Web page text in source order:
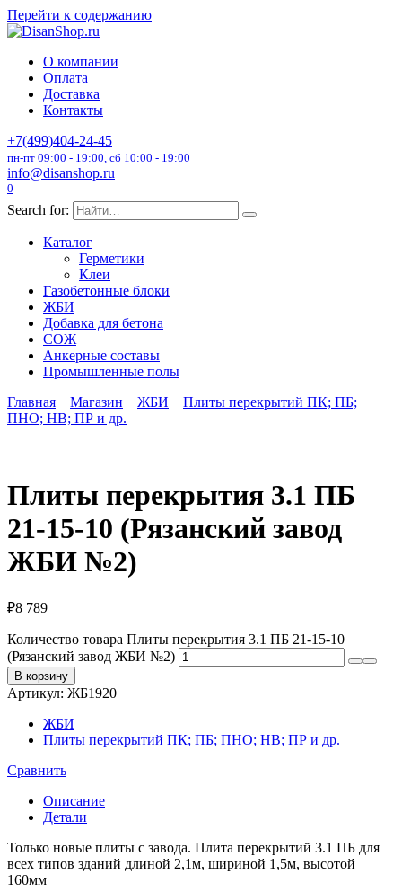
Перейти к содержанию
О компании
Оплата
Доставка
Контакты
+7(499)404-24-45
пн-пт 09:00 - 19:00, сб 10:00 - 19:00
info@disanshop.ru
0
Search for:
Каталог
Герметики
Клеи
Газобетонные блоки
ЖБИ
Добавка для бетона
СОЖ
Анкерные составы
Промышленные полы
Главная
Магазин ЖБИ
Плиты перекрытий ПК; ПБ;
ПНО; НВ; ПР и др.
Плиты перекрытия 3.1 ПБ
21-15-10 (Рязанский завод
ЖБИ №2)
₽8 789
Количество товара Плиты перекрытия 3.1 ПБ 21-15-10
(Рязанский завод ЖБИ №2)
В корзину
Артикул: ЖБ1920
ЖБИ
Плиты перекрытий ПК; ПБ; ПНО; НВ; ПР и др.
Сравнить
Описание
Детали
Только новые плиты с завода. Плита перекрытий 3.1 ПБ для
всех типов зданий длиной 2,1м, шириной 1,5м, высотой
160мм